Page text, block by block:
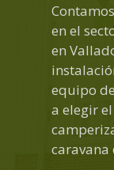
en el
en
equipo
a elegir
caravana